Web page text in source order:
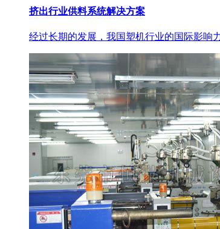
挤出行业供料系统解决方案
经过长期的发展，我国塑机行业的国际影响